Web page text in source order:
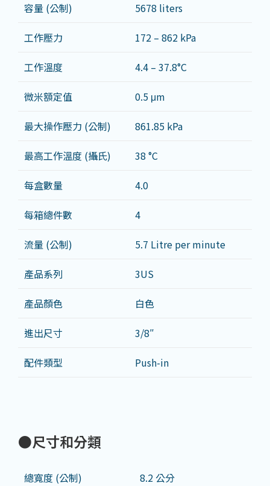
容量 (公制) 5678 liters
工作壓力 172 – 862 kPa
工作溫度 4.4 – 37.8°C
微米額定值 0.5 μm
最大操作壓力 (公制) 861.85 kPa
最高工作溫度 (攝氏) 38 °C
每盒數量 4.0
每箱總件數 4
流量 (公制) 5.7 Litre per minute
產品系列 3US
產品顏色 白色
進出尺寸 3/8″
配件類型 Push-in
●尺寸和分類
總寬度 (公制) 8.2 公分